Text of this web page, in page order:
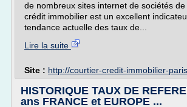
de nombreux sites internet de sociétés
crédit immobilier est un excellent
tendance actuelle des taux de...
Lire la suite
Site : http://courtier-credit-immobilier-
HISTORIQUE TAUX DE
ans FRANCE et EUROPE ...